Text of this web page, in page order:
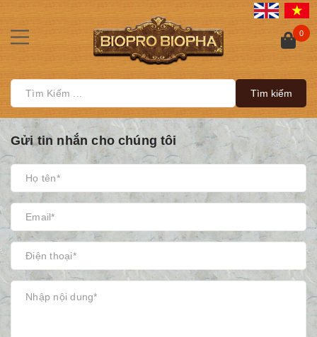
0
Tìm kiếm
Gửi tin nhắn cho chúng tôi